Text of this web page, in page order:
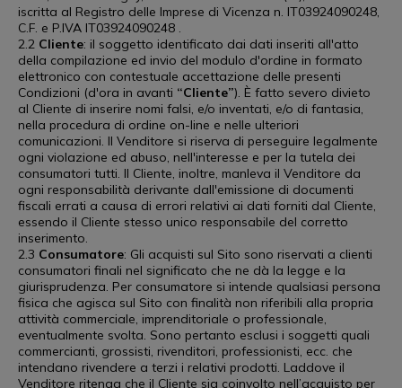
iscritta al Registro delle Imprese di Vicenza n. IT03924090248,
C.F. e P.IVA IT03924090248 .
2.2 Cliente: il soggetto identificato dai dati inseriti all'atto
della compilazione ed invio del modulo d'ordine in formato
elettronico con contestuale accettazione delle presenti
Condizioni (d'ora in avanti “Cliente”). È fatto severo divieto
al Cliente di inserire nomi falsi, e/o inventati, e/o di fantasia,
nella procedura di ordine on-line e nelle ulteriori
comunicazioni. Il Venditore si riserva di perseguire legalmente
ogni violazione ed abuso, nell'interesse e per la tutela dei
consumatori tutti. Il Cliente, inoltre, manleva il Venditore da
ogni responsabilità derivante dall'emissione di documenti
fiscali errati a causa di errori relativi ai dati forniti dal Cliente,
essendo il Cliente stesso unico responsabile del corretto
inserimento.
2.3 Consumatore: Gli acquisti sul Sito sono riservati a clienti
consumatori finali nel significato che ne dà la legge e la
giurisprudenza. Per consumatore si intende qualsiasi persona
fisica che agisca sul Sito con finalità non riferibili alla propria
attività commerciale, imprenditoriale o professionale,
eventualmente svolta. Sono pertanto esclusi i soggetti quali
commercianti, grossisti, rivenditori, professionisti, ecc. che
intendano rivendere a terzi i relativi prodotti. Laddove il
Venditore ritenga che il Cliente sia coinvolto nell’acquisto per